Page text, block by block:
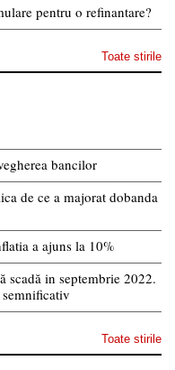
pentru o refinantare?
Toate stirile
bancilor
de ce a majorat dobanda
a ajuns la 10%
scadă in septembrie 2022.
Toate stirile